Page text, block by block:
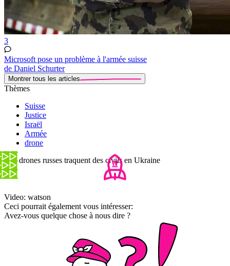
3
Microsoft pose un problème à l'armée suisse
de Daniel Schurter
Montrer tous les articles
Thèmes
Suisse
Justice
Israël
Armée
drone
Des drones russes traquent des civils en Ukraine
Video: watson
Ceci pourrait également vous intéresser:
Avez-vous quelque chose à nous dire ?